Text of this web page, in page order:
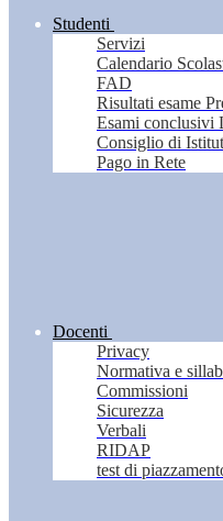
Studenti
Servizi
Calendario
FAD
Risultati esame
Esami conclusivi
Consiglio di
Pago in Rete
Docenti
Privacy
Normativa e
Commissioni
Sicurezza
Verbali
RIDAP
test di